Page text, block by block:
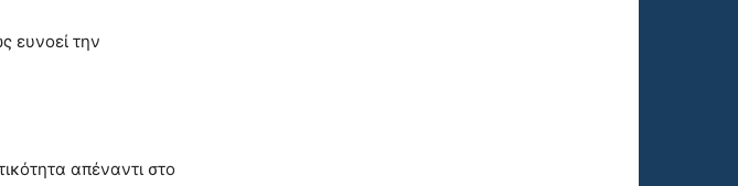
ευνοεί την
απέναντι στο